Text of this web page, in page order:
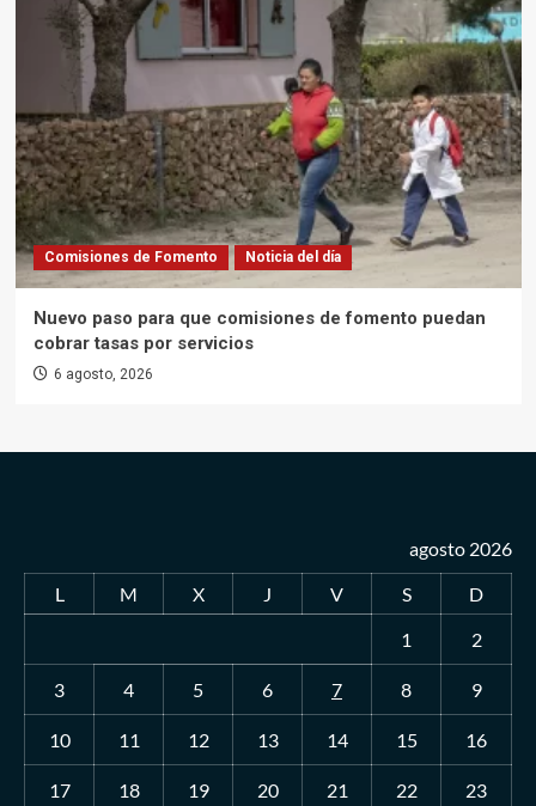
Comisiones de Fomento Noticia del día
Nuevo paso para que comisiones de fomento puedan
cobrar tasas por servicios
6 agosto, 2026
agosto 2026
L
M X J V S
D
1
2
3 4 5 6 7 8 9
10 11 12 13 14 15 16
17 18 19 20 21 22 23